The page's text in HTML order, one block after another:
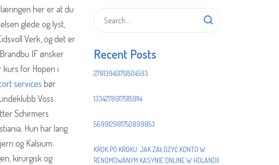
her er at du
glede og lyst,
Verk, og det er
IF ønsker
kurs for Hopen i
services bør
Voss
Schirmers
Hun har lang
og Kalsium.
kirurgisk og
Recent Posts
278139451751504593
133427891751159114
569912981750899853
KROK PO KROKU: JAK ZAŁOŻYĆ KONTO W
RENOMOWANYM KASYNIE ONLINE W HOLANDII